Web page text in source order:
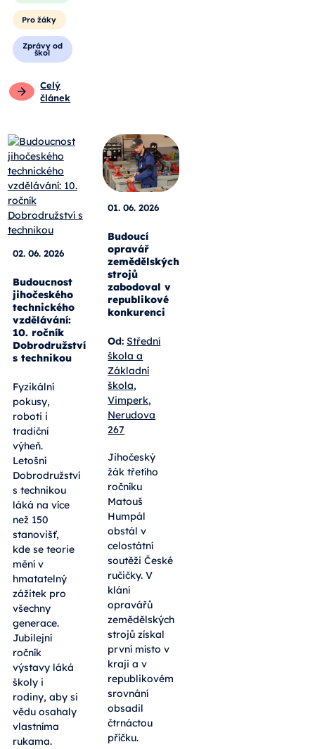
Pro žáky
Zprávy od
škol
Celý
článek
02. 06. 2026
Budoucnost
jihočeského
technického
vzdělávání:
10. ročník
Dobrodružství
s technikou
Fyzikální
pokusy,
roboti i
tradiční
výheň.
Letošní
Dobrodružství
s technikou
láká na více
než 150
stanovišť,
kde se teorie
mění v
hmatatelný
zážitek pro
všechny
generace.
Jubilejní
ročník
výstavy láká
školy i
rodiny, aby si
vědu osahaly
vlastníma
rukama.
01. 06. 2026
Budoucí
opravář
zemědělských
strojů
zabodoval v
republikové
konkurenci
Od: Střední
škola a
Základní
škola,
Vimperk,
Nerudova
267
Jihočeský
žák třetího
ročníku
Matouš
Humpál
obstál v
celostátní
soutěži České
ručičky. V
klání
opravářů
zemědělských
strojů získal
první místo v
kraji a v
republikovém
srovnání
obsadil
čtrnáctou
příčku.